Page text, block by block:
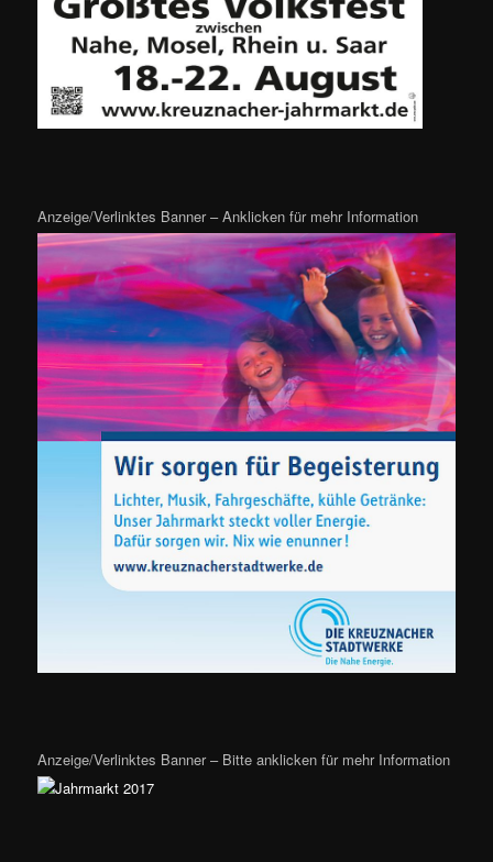
Anzeige/Verlinktes Banner – Anklicken für mehr Information
Anzeige/Verlinktes Banner – Bitte anklicken für mehr Information